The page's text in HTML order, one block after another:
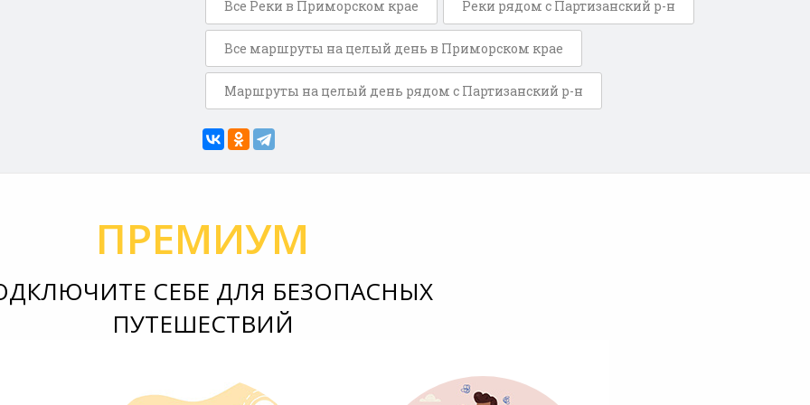
Все Реки в Приморском крае Реки рядом с Партизанский р-н
Все маршруты на целый день в Приморском крае
Маршруты на целый день рядом с Партизанский р-н
ПРЕМИУМ
СЕБЕ ДЛЯ БЕЗОПАСНЫХ
ПУТЕШЕСТВИЙ